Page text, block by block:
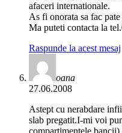
afaceri internationale.
As fi onorata sa fac
Ma puteti contacta la
Raspunde la acest mesaj
oana
27.06.2008
Astept cu nerabdare
slab pregatit.I-mi voi
compartimentele